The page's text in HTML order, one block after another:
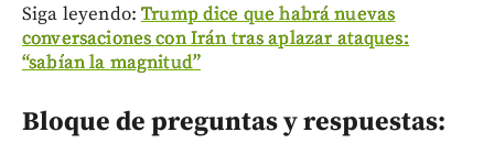
Siga leyendo:Trump dice que habrá nuevas
conversaciones con Irán tras aplazar ataques:
“sabían la magnitud”
Bloque de preguntas y respuestas: